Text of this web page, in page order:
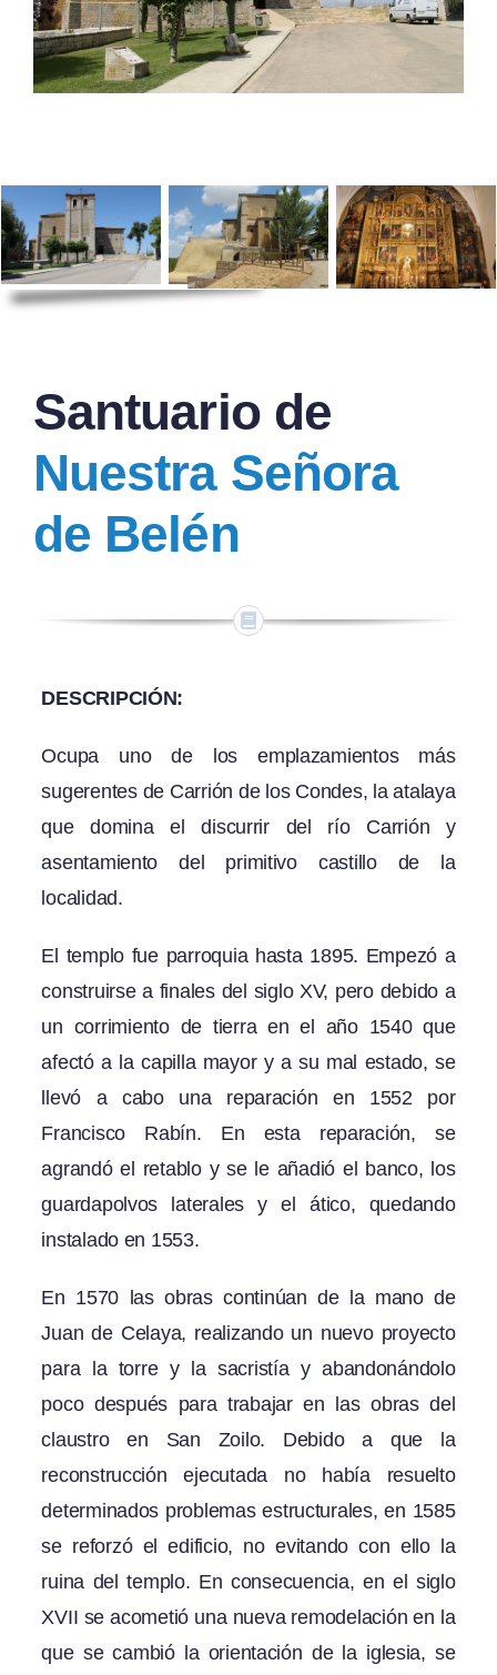
Santuario de
Nuestra Señora
de Belén
DESCRIPCIÓN:
Ocupa uno de los emplazamientos más
sugerentes de Carrión de los Condes, la atalaya
que domina el discurrir del río Carrión y
asentamiento del primitivo castillo de la
localidad.
El templo fue parroquia hasta 1895. Empezó a
construirse a finales del siglo XV, pero debido a
un corrimiento de tierra en el año 1540 que
afectó a la capilla mayor y a su mal estado, se
llevó a cabo una reparación en 1552 por
Francisco Rabín. En esta reparación, se
agrandó el retablo y se le añadió el banco, los
guardapolvos laterales y el ático, quedando
instalado en 1553.
En 1570 las obras continúan de la mano de
Juan de Celaya, realizando un nuevo proyecto
para la torre y la sacristía y abandonándolo
poco después para trabajar en las obras del
claustro en San Zoilo. Debido a que la
reconstrucción ejecutada no había resuelto
determinados problemas estructurales, en 1585
se reforzó el edificio, no evitando con ello la
ruina del templo. En consecuencia, en el siglo
XVII se acometió una nueva remodelación en la
que se cambió la orientación de la iglesia, se